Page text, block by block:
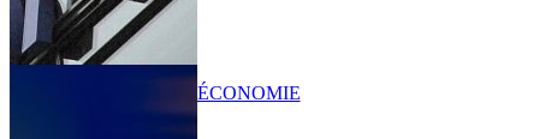
ÉCONOMIE